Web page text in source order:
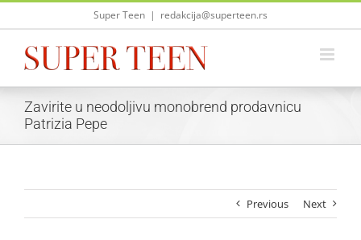
Skip
Super Teen | redakcija@superteen.rs
Zavirite u neodoljivu monobrend prodavnicu
Patrizia Pepe
Previous Next